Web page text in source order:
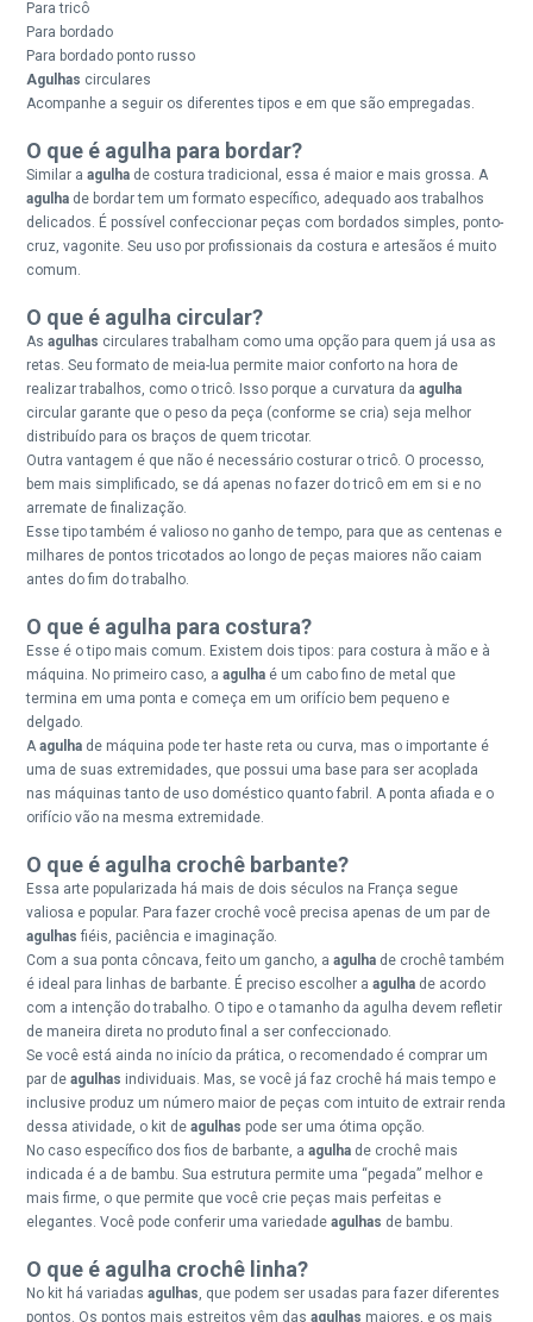
Para tricô
Para bordado
Para bordado ponto russo
Agulhas circulares
Acompanhe a seguir os diferentes tipos e em que são empregadas.
O que é agulha para bordar?
Similar aagulha de costura tradicional, essa é maior e mais grossa. A
agulha de bordar tem um formato específico, adequado aos trabalhos
delicados. É possível confeccionar peças com bordados simples, ponto-
cruz, vagonite. Seu uso por profissionais da costura e artesãos é muito
comum.
O que é agulha circular?
Asagulhas circulares trabalham como uma opção para quem já usa as
retas. Seu formato de meia-lua permite maior conforto na hora de
realizar trabalhos, como o tricô. Isso porque a curvatura daagulha
circular garante que o peso da peça (conforme se cria) seja melhor
distribuído para os braços de quem tricotar.
Outra vantagem é que não é necessário costurar o tricô. O processo,
bem mais simplificado, se dá apenas no fazer do tricô em em si e no
arremate de finalização.
Esse tipo também é valioso no ganho de tempo, para que as centenas e
milhares de pontos tricotados ao longo de peças maiores não caiam
antes do fim do trabalho.
O que é agulha para costura?
Esse é o tipo mais comum. Existem dois tipos: para costura à mão e à
máquina. No primeiro caso, aagulha é um cabo fino de metal que
termina em uma ponta e começa em um orifício bem pequeno e
delgado.
Aagulha de máquina pode ter haste reta ou curva, mas o importante é
uma de suas extremidades, que possui uma base para ser acoplada
nas máquinas tanto de uso doméstico quanto fabril. A ponta afiada e o
orifício vão na mesma extremidade.
O que é agulha crochê barbante?
Essa arte popularizada há mais de dois séculos na França segue
valiosa e popular. Para fazer crochê você precisa apenas de um par de
agulhasfiéis, paciência e imaginação.
Com a sua ponta côncava, feito um gancho, aagulha de crochê também
é ideal para linhas de barbante. É preciso escolher aagulha de acordo
com a intenção do trabalho. O tipo e o tamanho da agulha devem refletir
de maneira direta no produto final a ser confeccionado.
Se você está ainda no início da prática, o recomendado é comprar um
par deagulhas individuais. Mas, se você já faz crochê há mais tempo e
inclusive produz um número maior de peças com intuito de extrair renda
dessa atividade, o kit deagulhas pode ser uma ótima opção.
No caso específico dos fios de barbante, aagulha de crochê mais
indicada é a de bambu. Sua estrutura permite uma “pegada” melhor e
mais firme, o que permite que você crie peças mais perfeitas e
elegantes. Você pode conferir uma variedadeagulhas de bambu.
O que é agulha crochê linha?
No kit há variadasagulhas, que podem ser usadas para fazer diferentes
pontos. Os pontos mais estreitos vêm dasagulhas maiores, e os mais